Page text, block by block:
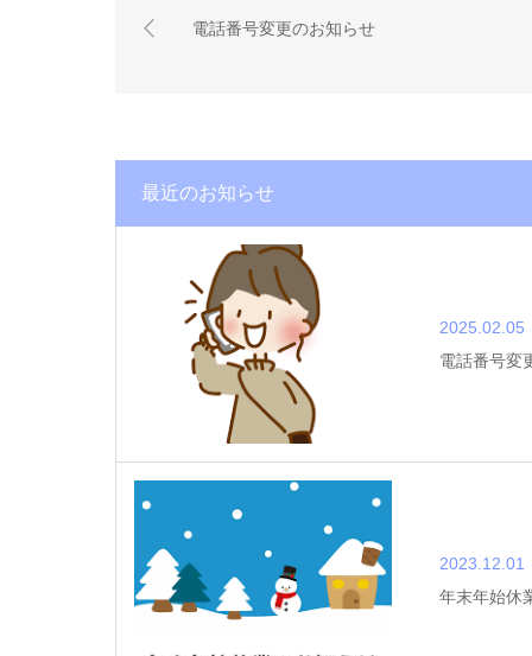
電話番号変更のお知らせ
最近のお知らせ
2025.02.05
電話番号変
2023.12.01
年末年始休